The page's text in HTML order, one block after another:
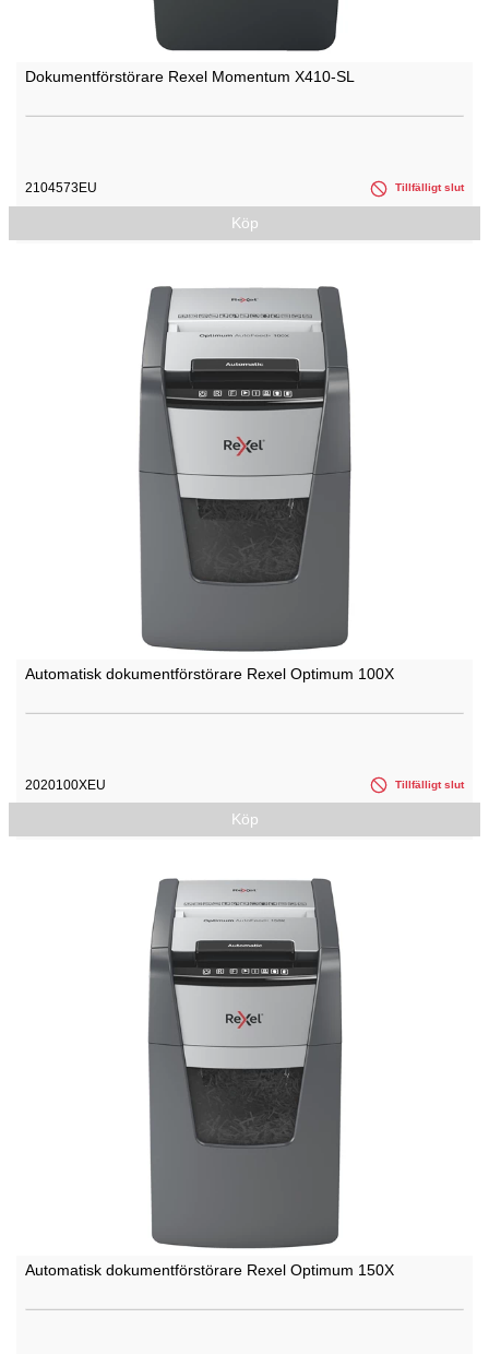
Dokumentförstörare Rexel Momentum X410-SL
2104573EU Tillfälligt slut
Köp
Automatisk dokumentförstörare Rexel Optimum 100X
2020100XEU Tillfälligt slut
Köp
Automatisk dokumentförstörare Rexel Optimum 150X